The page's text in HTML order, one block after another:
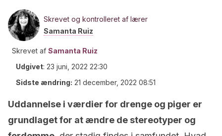
Skrevet og kontrolleret af lærer
Samanta Ruiz
Skrevet af Samanta Ruiz
Udgivet: 23 juni, 2022 22:30
Sidste ændring: 21 december, 2022 08:51
Uddannelse i værdier for drenge og piger er
grundlaget for at ændre de stereotyper og